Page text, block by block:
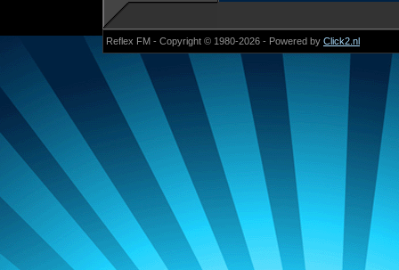
Reflex FM - Copyright © 1980-2026 - Powered by Click2.nl